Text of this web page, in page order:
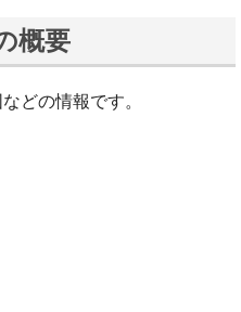
概要
どの情報です。